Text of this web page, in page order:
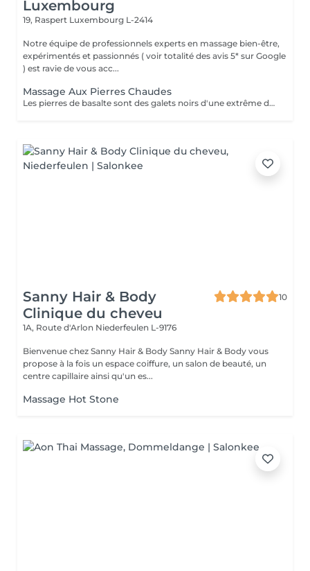
Luxembourg
19, Raspert Luxembourg L-2414
Notre équipe de professionnels experts en massage bien-être,
expérimentés et passionnés ( voir totalité des avis 5* sur Google
) est ravie de vous acc...
Massage Aux Pierres Chaudes
Les pierres de basalte sont des galets noirs d'une extrême douceur. Ils sont chauffés et disposés sur les chakras de votre corps (sur face arrière uniquement pour le massage d'1h; corps complet sur 1h30). L'action relaxante de la chaleur des pierres et l'action en alternance du massage manuel et des pierres se combinent pour vous emmener dans un espace de détente et de sérénité des plus profondes. Ce massage est idéal pour combattre le stress accumulé et donc la tension musculaire ainsi que la fatigue qu'il génère. Il permet un retour aux sources et aux éléments, soulage les douleurs musculaires et articulaires, favorise le drainage et fluidifie la circulation sanguine.
Sanny Hair & Body
Clinique du cheveu
10
1A, Route d'Arlon Niederfeulen L-9176
Bienvenue chez Sanny Hair & Body Sanny Hair & Body vous
propose à la fois un espace coiffure, un salon de beauté, un
centre capillaire ainsi qu'un es...
Massage Hot Stone